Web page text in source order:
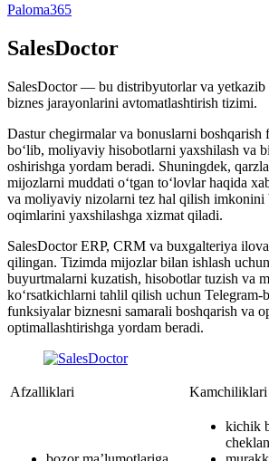
Paloma365
SalesDoctor
SalesDoctor — bu distribyutorlar va yetkazib
biznes jarayonlarini avtomatlashtirish tizimi.
Dastur chegirmalar va bonuslarni boshqarish
bo‘lib, moliyaviy hisobotlarni yaxshilash va
oshirishga yordam beradi. Shuningdek,
mijozlarni muddati o‘tgan to‘lovlar haqida
va moliyaviy nizolarni tez hal qilish imkonini
oqimlarini yaxshilashga xizmat qiladi.
SalesDoctor ERP, CRM va buxgalteriya
qilingan. Tizimda mijozlar bilan ishlash
buyurtmalarni kuzatish, hisobotlar tuzish va
ko‘rsatkichlarni tahlil qilish uchun Telegram-
funksiyalar biznesni samarali boshqarish va
optimallashtirishga yordam beradi.
Afzalliklari Kamchiliklari
kichik